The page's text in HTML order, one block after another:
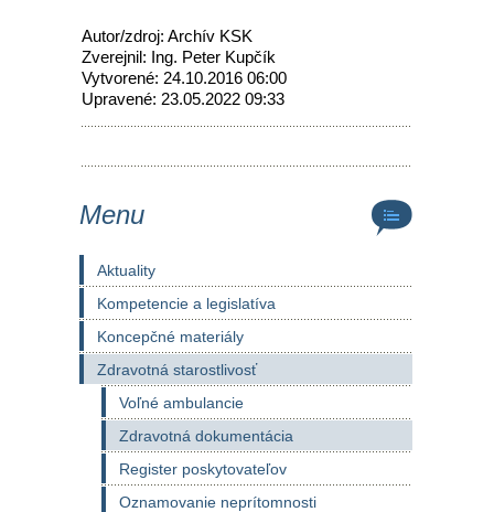
Autor/zdroj: Archív KSK
Zverejnil: Ing. Peter Kupčík
Vytvorené: 24.10.2016 06:00
Upravené: 23.05.2022 09:33
Menu
Aktuality
Kompetencie a legislatíva
Koncepčné materiály
Zdravotná starostlivosť
Voľné ambulancie
Zdravotná dokumentácia
Register poskytovateľov
Oznamovanie neprítomnosti